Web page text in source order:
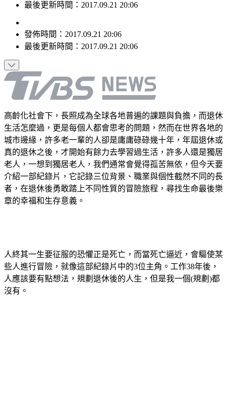
最後更新時間：2017.09.21 20:06
發佈時間： 2017.09.21 20:06
最後更新時間： 2017.09.21 20:06
高齡化社會下，長照成為全球各地普遍的課題與負擔，而退休
生活怎麼過，更是每個人都會思考的問題，然而在世界各地的
城市邊緣，許多老一輩的人卻是庸庸碌碌幾十年，年屆退休或
真的退休之後，才開始有餘力去學習過生活，許多人還是獨居
老人，一想到獨居老人，我們通常會覺得孤苦無依，但今天要
介紹一部紀錄片，它記錄三位背景、職業與個性截然不同的長
者，在退休後勇敢踏上不同性質的冒險旅程，尋找生命最後樂
章的幸福和生存意義。
人終其一生要征服的恐懼正是死亡，而當死亡逼近，會驅使某
些人進行冒險，就像這部紀錄片中的3位主角。工作38年後，
人應該要有點想法，規劃退休後的人生，但是我一個(規劃)都
沒有。